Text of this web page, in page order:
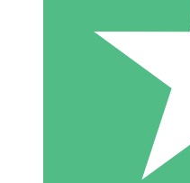
Zahlen Sie nach
monatliche